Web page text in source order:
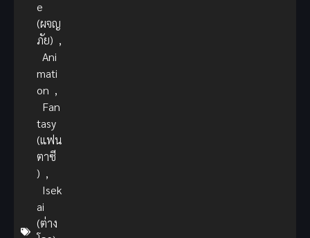
e
(ผจญ
ภัย) ,
Ani
mati
on ,
Fan
tasy
(แฟน
ตาซี
) ,
Isek
ai
(ต่าง